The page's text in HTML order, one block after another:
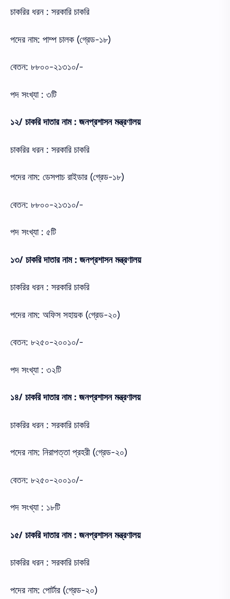
চাকরির ধরন : সরকারি চাকরি
পদের নাম: পাম্প চালক (গ্রেড-১৮)
বেতন: ৮৮০০-২১৩১০/-
পদ সংখ্যা : ৩টি
১২/ চাকরি দাতার নাম : জনপ্রশাসন মন্ত্রণালয়
চাকরির ধরন : সরকারি চাকরি
পদের নাম: ডেসপাচ রাইডার (গ্রেড-১৮)
বেতন: ৮৮০০-২১৩১০/-
পদ সংখ্যা : ৫টি
১৩/ চাকরি দাতার নাম : জনপ্রশাসন মন্ত্রণালয়
চাকরির ধরন : সরকারি চাকরি
পদের নাম: অফিস সহায়ক (গ্রেড-২০)
বেতন: ৮২৫০-২০০১০/-
পদ সংখ্যা : ৩২টি
১৪/ চাকরি দাতার নাম : জনপ্রশাসন মন্ত্রণালয়
চাকরির ধরন : সরকারি চাকরি
পদের নাম: নিরাপত্তা প্রহরী (গ্রেড-২০)
বেতন: ৮২৫০-২০০১০/-
পদ সংখ্যা : ১৮টি
১৫/ চাকরি দাতার নাম : জনপ্রশাসন মন্ত্রণালয়
চাকরির ধরন : সরকারি চাকরি
পদের নাম: পোর্টার (গ্রেড-২০)